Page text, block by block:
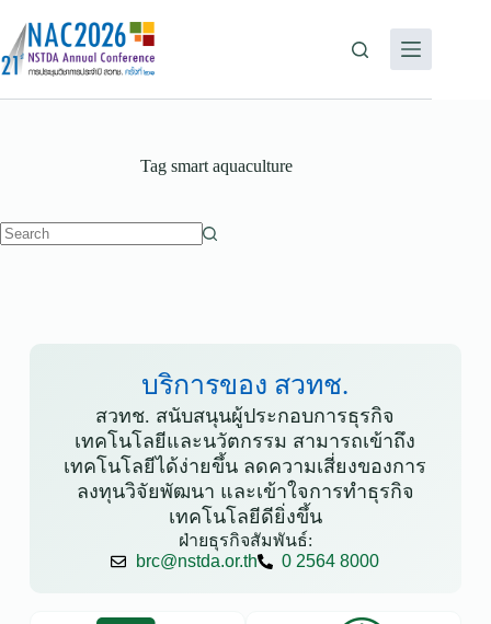
Tagsmart aquaculture
บริการของ สวทช.
สวทช. สนับสนุนผู้ประกอบการธุรกิจ
เทคโนโลยีและนวัตกรรม สามารถเข้าถึง
เทคโนโลยีได้ง่ายขึ้น ลดความเสี่ยงของการ
ลงทุนวิจัยพัฒนา และเข้าใจการทำธุรกิจ
เทคโนโลยีดียิ่งขึ้น
ฝ่ายธุรกิจสัมพันธ์:
brc@nstda.or.th
0 2564 8000